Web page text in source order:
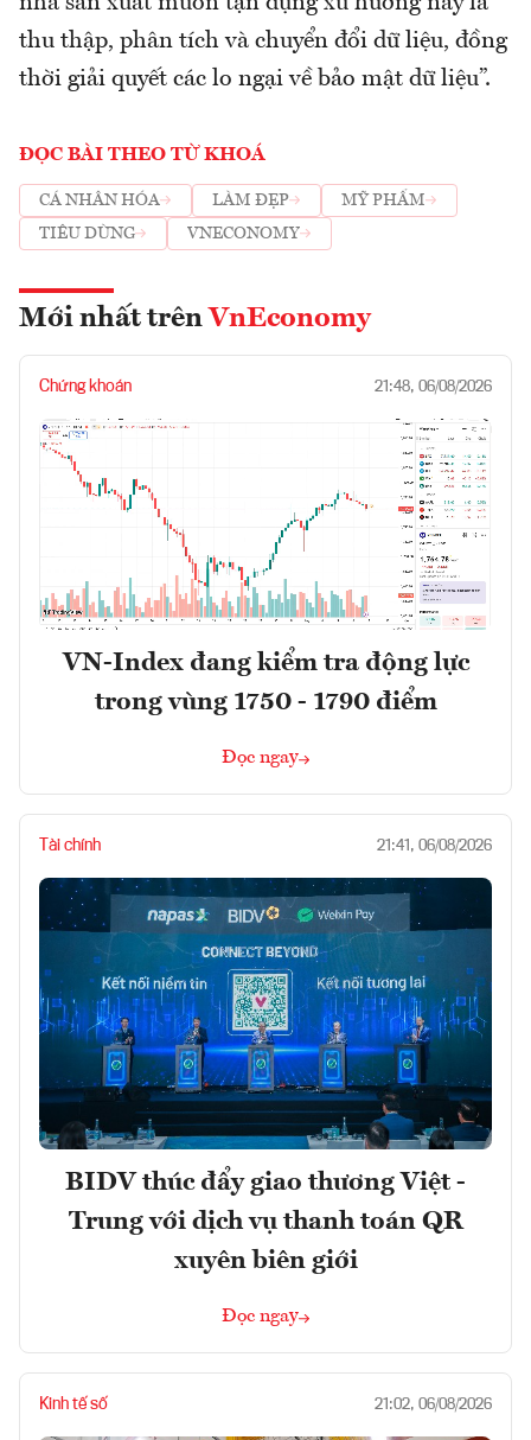
thu thập, phân tích và chuyển đổi dữ liệu, đồng
thời giải quyết các lo ngại về bảo mật dữ liệu”.
ĐỌC BÀI THEO TỪ KHOÁ
CÁ NHÂN HÓA LÀM ĐẸP
MỸ PHẨM
TIÊU DÙNG
VNECONOMY
Mới nhất trên VnEconomy
Chứng khoán 21:48, 06/08/2026
VN-Index đang kiểm tra động lực
trong vùng 1750 - 1790 điểm
Đọc ngay
Tài chính 21:41, 06/08/2026
BIDV thúc đẩy giao thương Việt -
Trung với dịch vụ thanh toán QR
xuyên biên giới
Đọc ngay
Kinh tế số 21:02, 06/08/2026